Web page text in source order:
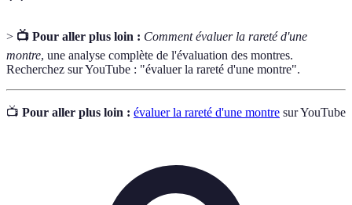
> 📺 Pour aller plus loin : Comment évaluer la rareté d'une
montre, une analyse complète de l'évaluation des montres.
Recherchez sur YouTube : "évaluer la rareté d'une montre".
📺 Pour aller plus loin : évaluer la rareté d'une montre sur YouTube